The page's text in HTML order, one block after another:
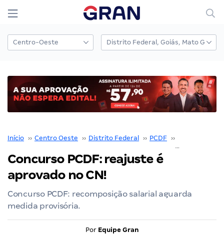
Início ›› Centro Oeste ›› Distrito Federal ›› PCDF ››
Concurso PCDF: reajuste é
aprovado no CN!
Concurso PCDF: recomposição salarial aguarda
medida provisória.
Por Equipe Gran